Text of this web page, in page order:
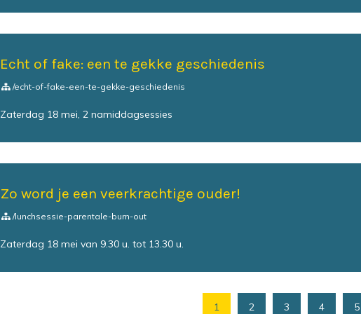
Echt of fake: een te gekke geschiedenis
/echt-of-fake-een-te-gekke-geschiedenis
Zaterdag 18 mei, 2 namiddagsessies
Zo word je een veerkrachtige ouder!
/lunchsessie-parentale-burn-out
Zaterdag 18 mei van 9.30 u. tot 13.30 u.
1 2 3 4 5